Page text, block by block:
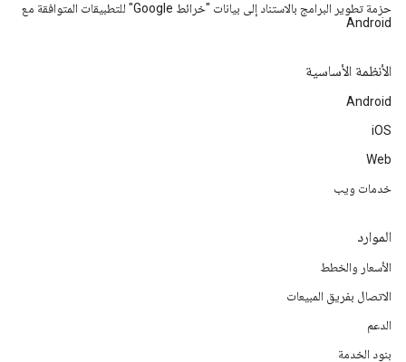
حزمة تطوير البرامج بالاستناد إلى بيانات "خرائط Google" للتطبيقات المتوافقة مع
Android
الأنظمة الأساسية
Android
iOS
Web
خدمات ويب
الموارد
الأسعار والخطط
الاتصال بفريق المبيعات
الدعم
بنود الخدمة